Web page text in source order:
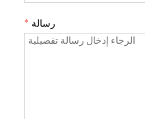
* رسالة